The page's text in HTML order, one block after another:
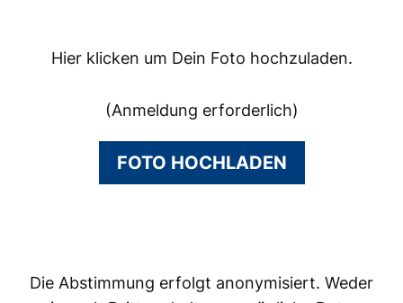
Hier klicken um Dein Foto hochzuladen.
(Anmeldung erforderlich)
FOTO HOCHLADEN
Die Abstimmung erfolgt anonymisiert. Weder